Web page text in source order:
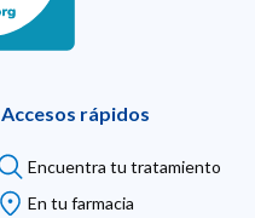
Accesos rápidos
Encuentra tu tratamiento
En tu farmacia